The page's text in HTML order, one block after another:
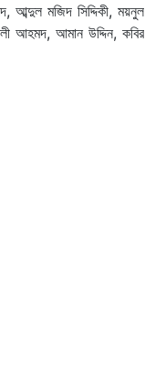
মজিদ সিদ্দিকী, ময়নুল
আহমদ, আমান উদ্দিন, কবির